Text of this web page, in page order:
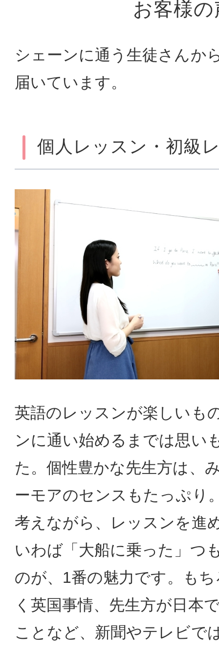
お客様の
シェーンに通う生徒さんか
届いています。
個人レッスン・初級
英語のレッスンが楽しいも
ンに通い始めるまでは思い
た。個性豊かな先生方は、
ーモアのセンスもたっぷり
考えながら、レッスンを進
いわば「大船に乗った」つ
のが、1番の魅力です。も
く英国事情、先生方が日本
ことなど、新聞やテレビで